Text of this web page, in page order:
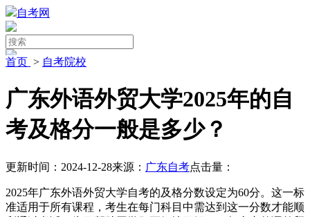
自考网
首页 > 自考院校
广东外语外贸大学2025年的自
考及格分一般是多少？
更新时间：2024-12-28来源： 广东自考点击量：
2025年广东外语外贸大学自考的及格分数设定为60分。这一标
准适用于所有课程，考生在每门科目中需达到这一分数才能顺